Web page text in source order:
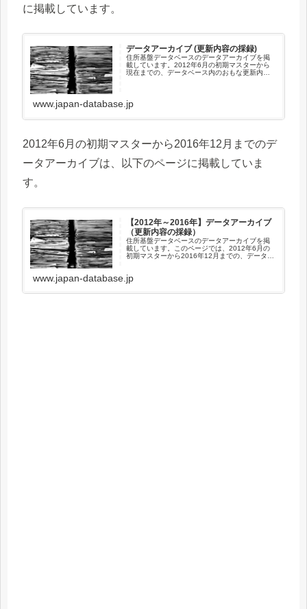
に掲載しています。
データアーカイブ (更新内容の採録)
住所基盤データベースのデータアーカイブを掲
載しています。2012年6月の初期マスターから
現在までの、データベース内のおもな更新内容
www.japan-database.jp
2012年6月の初期マスターから2016年12月までのデ
ータアーカイブは、以下のページに掲載していま
す。
【2012年～2016年】データアーカイブ
（更新内容の採録）
住所基盤データベースのデータアーカイブを掲
載しています。このページでは、2012年6月の
初期マスターから2016年12月までの、データベ
のデータアー...
www.japan-database.jp